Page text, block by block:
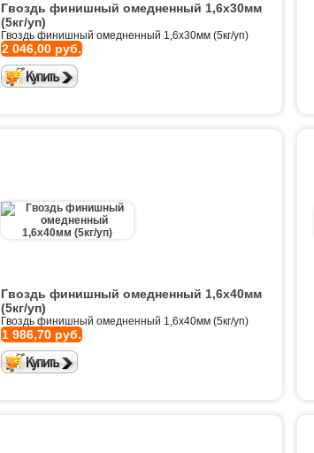
Гвоздь финишный омедненный 1,6х30мм
(5кг/уп)
Гвоздь финишный омедненный 1,6х30мм (5кг/уп)
2 046,00 руб.
Гвоздь финишный омедненный 1,6х40мм
(5кг/уп)
Гвоздь финишный омедненный 1,6х40мм (5кг/уп)
1 986,70 руб.